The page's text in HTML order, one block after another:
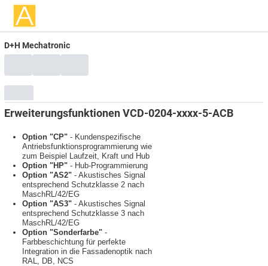
D+H Mechatronic
Erweiterungsfunktionen VCD-0204-xxxx-5-ACB
Option "CP" - Kundenspezifische
Antriebsfunktionsprogrammierung wie
zum Beispiel Laufzeit, Kraft und Hub
Option "HP" - Hub-Programmierung
Option "AS2" - Akustisches Signal
entsprechend Schutzklasse 2 nach
MaschRL/42/EG
Option "AS3" - Akustisches Signal
entsprechend Schutzklasse 3 nach
MaschRL/42/EG
Option "Sonderfarbe" -
Farbbeschichtung für perfekte
Integration in die Fassadenoptik nach
RAL, DB, NCS